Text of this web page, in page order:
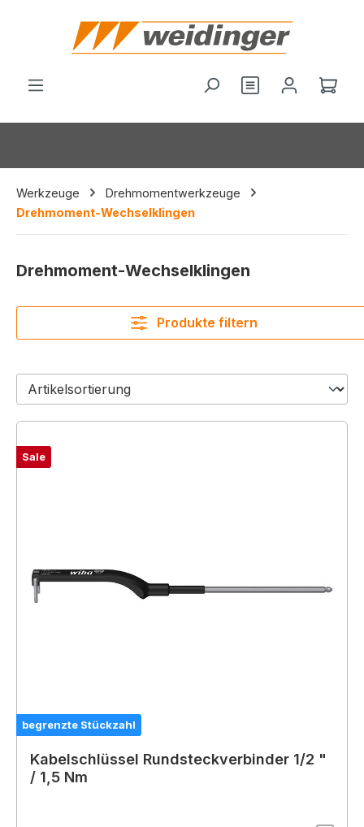
springen
Du hast 0
Werkzeuge
Drehmomentwerkzeuge
Drehmoment-Wechselklingen
Drehmoment-Wechselklingen
Produkte filtern
Sale
begrenzte Stückzahl
Kabelschlüssel Rundsteckverbinder 1/2 "
/ 1,5 Nm